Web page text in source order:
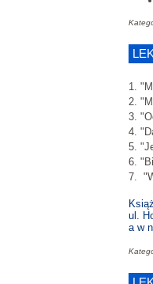
1.
2.
3.
4.
5.
6.
7.
ul.
a w